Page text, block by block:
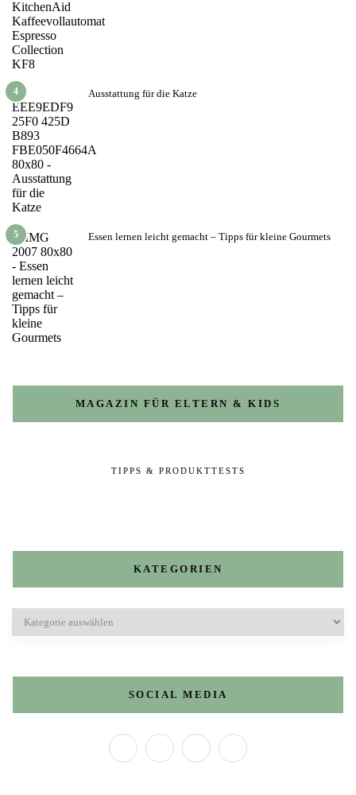
4 Ausstattung für die Katze
5 Essen lernen leicht gemacht – Tipps für kleine Gourmets
MAGAZIN FÜR ELTERN & KIDS
TIPPS & PRODUKTTESTS
KATEGORIEN
SOCIAL MEDIA